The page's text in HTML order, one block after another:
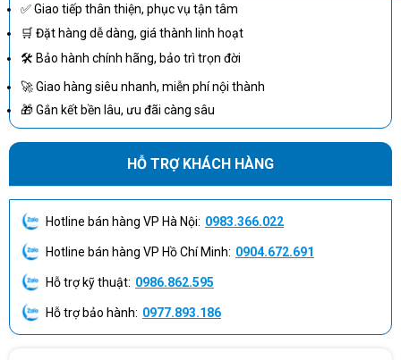
✅ Giao tiếp thân thiện, phục vụ tận tâm
🛒 Đặt hàng dễ dàng, giá thành linh hoạt
🛠 Bảo hành chính hãng, bảo trì trọn đời
🚀 Giao hàng siêu nhanh, miễn phí nội thành
🎁 Gắn kết bền lâu, ưu đãi càng sâu
HỖ TRỢ KHÁCH HÀNG
Hotline bán hàng VP Hà Nội: 0983.366.022
Hotline bán hàng VP Hồ Chí Minh: 0904.672.691
Hỗ trợ kỹ thuật: 0986.862.595
Hỗ trợ bảo hành: 0977.893.186